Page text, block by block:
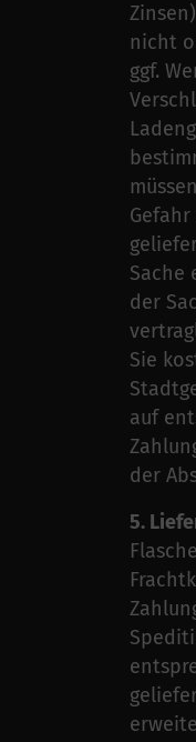
nicht
ggf.
Sache
der
Sie
auf
der
5.